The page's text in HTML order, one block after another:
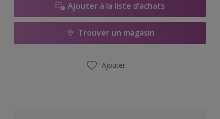
Ajouter à la liste d’achats
Trouver un magasin
Ajouter